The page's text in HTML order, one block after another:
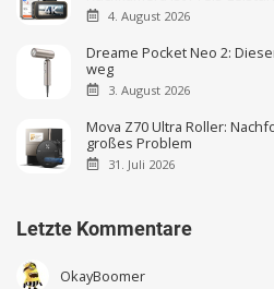
4. August 2026
Dreame Pocket Neo 2:
weg
3. August 2026
Mova Z70 Ultra Roller:
großes Problem
31. Juli 2026
Letzte Kommentare
OkayBoomer